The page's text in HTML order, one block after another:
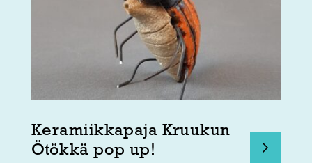
Keramiikkapaja Kruukun
Ötökkä pop up!